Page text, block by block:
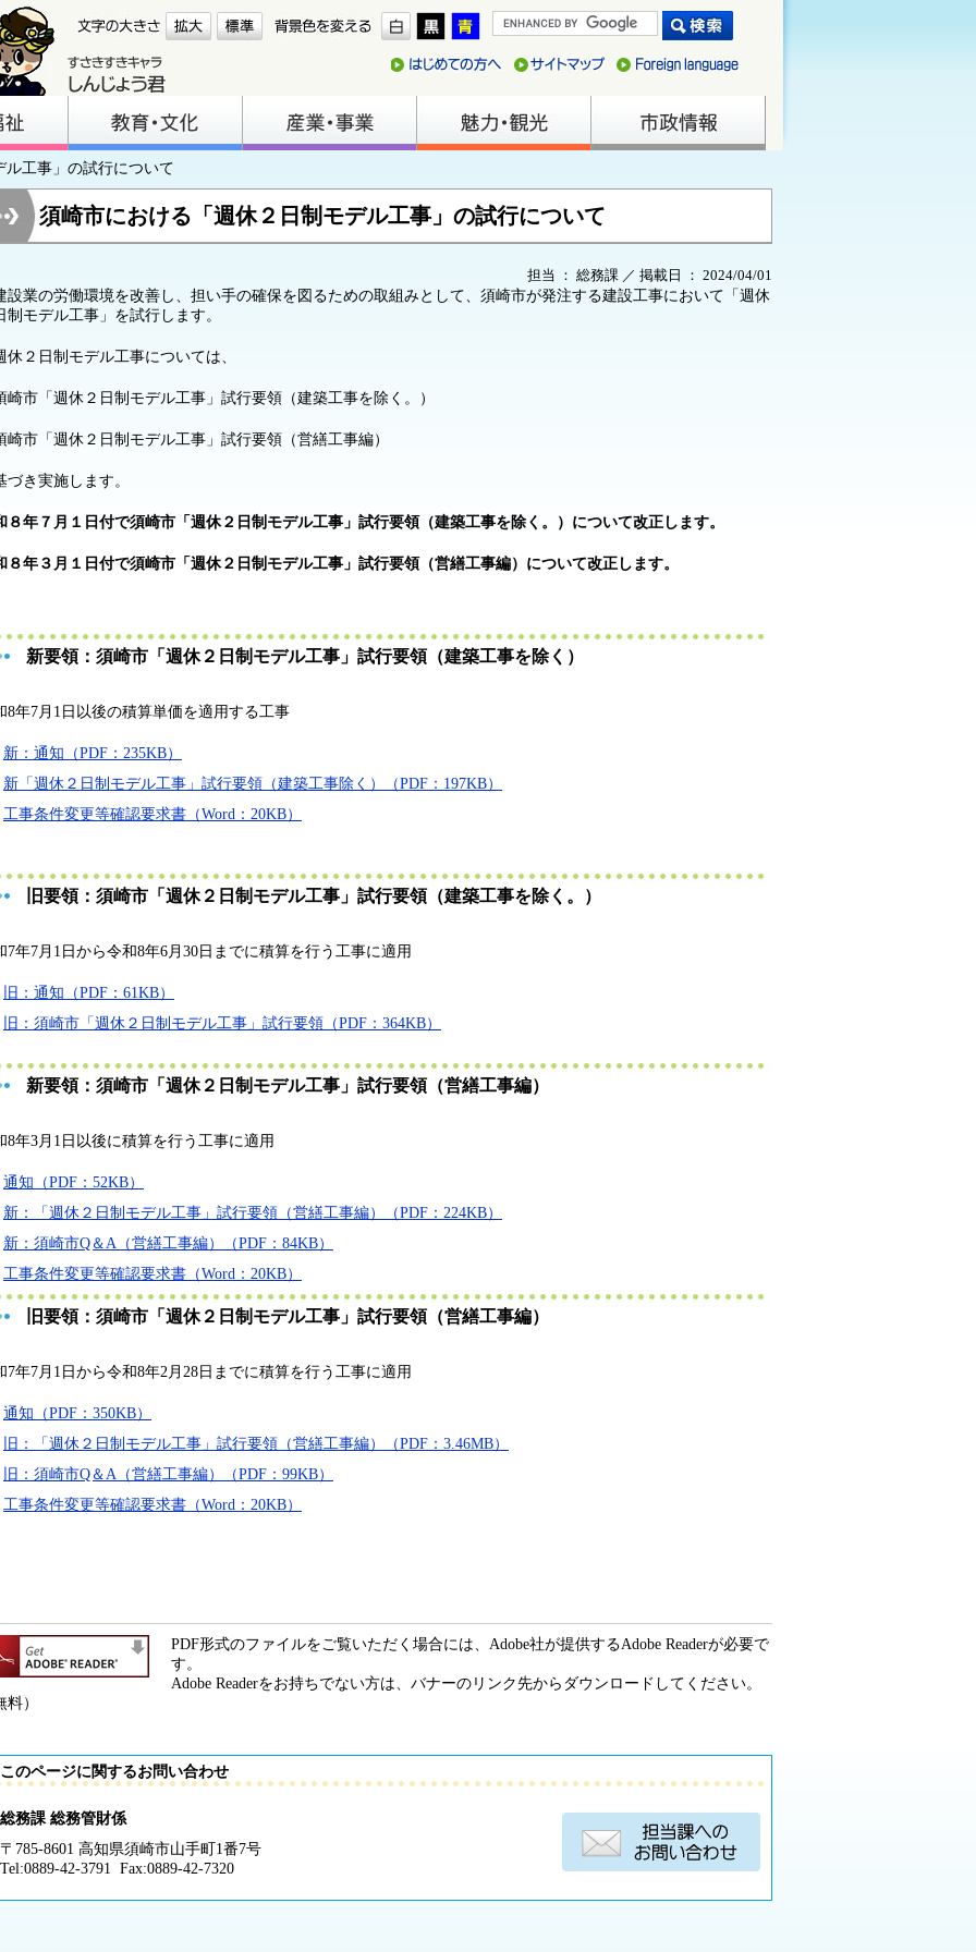
工事」の試行について
須崎市における「週休２日制モデル工事」の試行について
担当 ： 総務課 ／ 掲載日 ： 2024/04/01
業の労働環境を改善し、担い手の確保を図るための取組みとして、須崎市が発注する建設工事において「週休
制モデル工事」を試行します。
２日制モデル工事については、
崎市「週休２日制モデル工事」試行要領（建築工事を除く。）
崎市「週休２日制モデル工事」試行要領（営繕工事編）
づき実施します。
８年７月１日付で須崎市「週休２日制モデル工事」試行要領（建築工事を除く。）について改正します。
８年３月１日付で須崎市「週休２日制モデル工事」試行要領（営繕工事編）について改正します。
新要領：須崎市「週休２日制モデル工事」試行要領（建築工事を除く）
8年7月1日以後の積算単価を適用する工事
新：通知（PDF：235KB）
新「週休２日制モデル工事」試行要領（建築工事除く）（PDF：197KB）
工事条件変更等確認要求書（Word：20KB）
旧要領：須崎市「週休２日制モデル工事」試行要領（建築工事を除く。）
7年7月1日から令和8年6月30日までに積算を行う工事に適用
旧：通知（PDF：61KB）
旧：須崎市「週休２日制モデル工事」試行要領（PDF：364KB）
新要領：須崎市「週休２日制モデル工事」試行要領（営繕工事編）
8年3月1日以後に積算を行う工事に適用
通知（PDF：52KB）
新：「週休２日制モデル工事」試行要領（営繕工事編）（PDF：224KB）
新：須崎市Q＆A（営繕工事編）（PDF：84KB）
工事条件変更等確認要求書（Word：20KB）
旧要領：須崎市「週休２日制モデル工事」試行要領（営繕工事編）
7年7月1日から令和8年2月28日までに積算を行う工事に適用
通知（PDF：350KB）
旧：「週休２日制モデル工事」試行要領（営繕工事編）（PDF：3.46MB）
旧：須崎市Q＆A（営繕工事編）（PDF：99KB）
工事条件変更等確認要求書（Word：20KB）
PDF形式のファイルをご覧いただく場合には、Adobe社が提供するAdobe Readerが必要で
す。
Adobe Readerをお持ちでない方は、バナーのリンク先からダウンロードしてください。
料）
このページに関するお問い合わせ
総務課 総務管財係
〒785-8601 高知県須崎市山手町1番7号
Tel:0889-42-3791 Fax:0889-42-7320